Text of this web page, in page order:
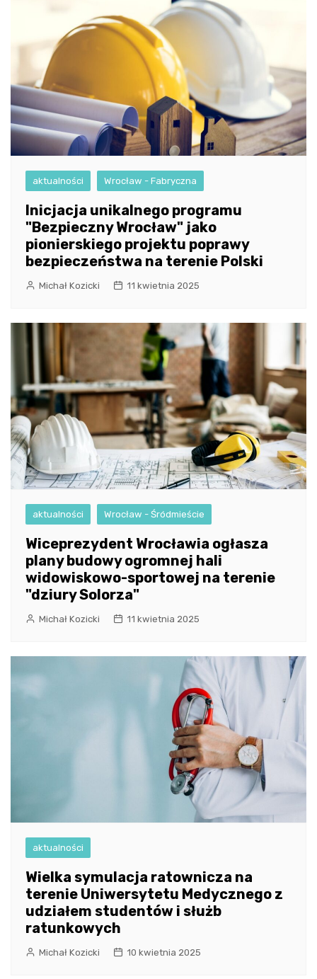
aktualności Wrocław - Fabryczna
Inicjacja unikalnego programu
"Bezpieczny Wrocław" jako
pionierskiego projektu poprawy
bezpieczeństwa na terenie Polski
Michał Kozicki 11 kwietnia 2025
aktualności Wrocław - Śródmieście
Wiceprezydent Wrocławia ogłasza
plany budowy ogromnej hali
widowiskowo-sportowej na terenie
"dziury Solorza"
Michał Kozicki 11 kwietnia 2025
aktualności
Wielka symulacja ratownicza na
terenie Uniwersytetu Medycznego z
udziałem studentów i służb
ratunkowych
Michał Kozicki 10 kwietnia 2025